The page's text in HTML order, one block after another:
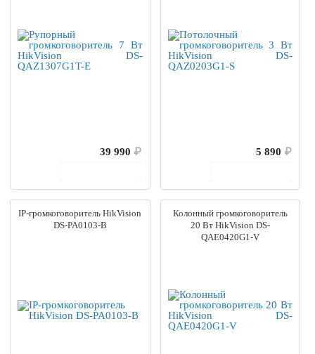
39 990 ₽
5 890 ₽
IP-громкоговоритель HikVision
DS-PA0103-B
Колонный громкоговоритель
20 Вт HikVision DS-
QAE0420G1-V